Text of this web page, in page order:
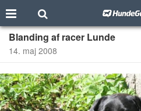
Blanding af racer Lunde
14. maj 2008